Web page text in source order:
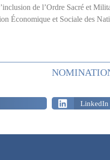
de l’Ordre Sacré et
Économique et Sociale des
LinkedIn